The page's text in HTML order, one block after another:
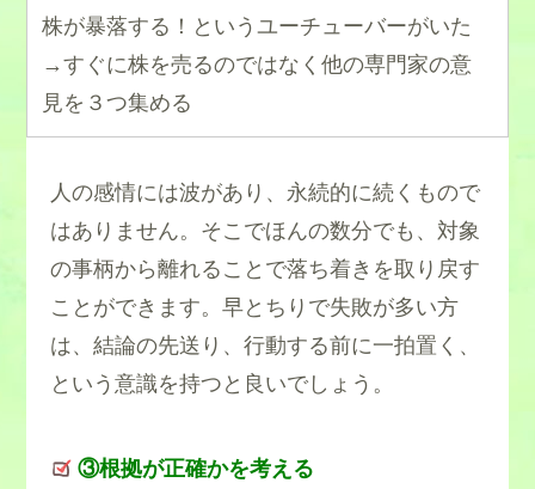
株が暴落する！というユーチューバーがいた
→すぐに株を売るのではなく他の専門家の意
見を３つ集める
人の感情には波があり、永続的に続くもので
はありません。そこでほんの数分でも、対象
の事柄から離れることで落ち着きを取り戻す
ことができます。早とちりで失敗が多い方
は、結論の先送り、行動する前に一拍置く、
という意識を持つと良いでしょう。
③根拠が正確かを考える